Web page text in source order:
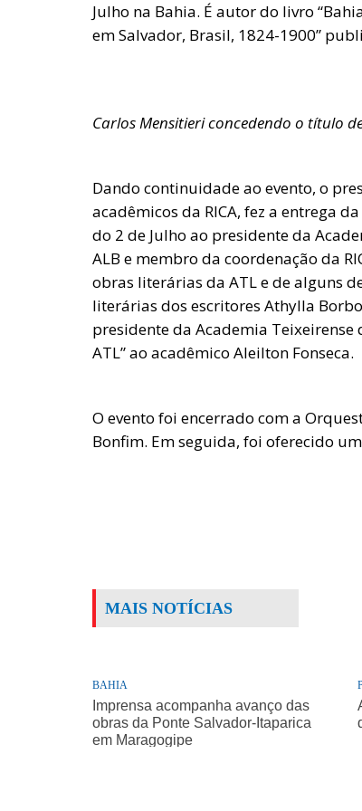
Julho na Bahia. É autor do livro
em Salvador, Brasil, 1824-1900”
Carlos Mensitieri concedendo o título
Dando continuidade ao evento, o
acadêmicos da RICA, fez a entrega
do 2 de Julho ao presidente da
ALB e membro da coordenação da
obras literárias da ATL e de alguns
literárias dos escritores Athylla
presidente da Academia
ATL” ao acadêmico Aleilton Fonseca.
O evento foi encerrado com a
Bonfim. Em seguida, foi oferecido
MAIS NOTÍCIAS
BAHIA
Imprensa acompanha avanço das
obras da Ponte Salvador-Itaparica
em Maragogipe